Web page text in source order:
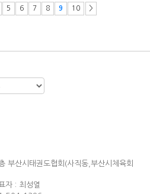
5 6 7 8 9 10 >
부산시태권도협회(사직동,부산시체육회
자 : 최성열